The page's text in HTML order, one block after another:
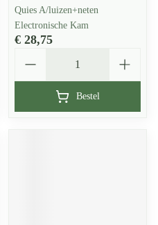
Quies A/luizen+neten
Electronische Kam
€ 28,75
Bestel